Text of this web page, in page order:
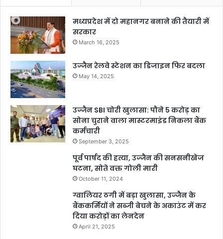
मध्यप्रदेश में दो महानगर बनाने की तैयारी में
सरकार
March 16, 2025
उज्जैन रेलवे स्टेशन का डिजाइन फिर बदला
May 14, 2025
उज्जैन SBI चोरी खुलासा: पौने 5 करोड़ का
सोना चुराने वाला मास्टरमाइंड निकला बैंक
कर्मचारी
September 3, 2025
पूर्व पार्षद की हत्या, उज्जैन की सनसनीखेज
घटना, सोते वक्त गोली मारी
October 11, 2024
ग्वालियर ठगी में बड़ा खुलासा, उज्जैन के
बैंककर्मियों ने सब्जी बेचने के अकाउंट में कर
दिया करोड़ों का लेनदेन
April 21, 2025